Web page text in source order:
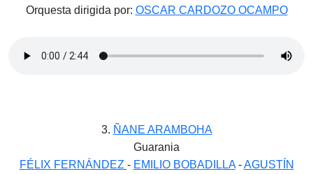
Orquesta dirigida por: OSCAR CARDOZO OCAMPO
3. ÑANE ARAMBOHA
Guarania
FÉLIX FERNÁNDEZ - EMILIO BOBADILLA-AGUSTÍN